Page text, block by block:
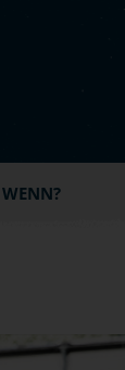
WENN?